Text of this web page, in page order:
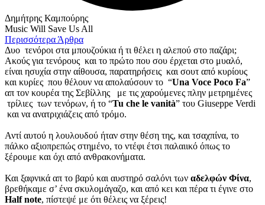
Δημήτρης Καμπούρης
Music Will Save Us All
Περισσότερα Άρθρα
Δυο τενόροι στα μπουζούκια ή τι θέλει η αλεπού στο παζάρι;
Ακούς για τενόρους και το πρώτο που σου έρχεται στο μυαλό,
είναι ησυχία στην αίθουσα, παρατηρήσεις και σουτ από κυρίους
και κυρίες που θέλουν να απολαύσουν το “Una Voce Poco Fa”
απ τον κουρέα της Σεβίλλης με τις χαρούμενες πλην μετρημένες
τρίλιες των τενόρων, ή το “Tu che le vanità” του Giuseppe Verdi
και να ανατριχιάζεις από τρόμο.
Αντί αυτού η λουλουδού ήταν στην θέση της, και τσαχπίνα, το
πάλκο αξιοπρεπώς στημένο, το ντέφι έτσι παλαιικό όπως το
ξέρουμε και όχι από ανθρακονήματα.
Και ξαφνικά απ το βαρύ και αυστηρό σαλόνι των αδελφών Φίνα,
βρεθήκαμε σ’ ένα σκυλομάγαζο, και από κει και πέρα τι έγινε στο
Half note, πίστεψέ με ότι θέλεις να ξέρεις!